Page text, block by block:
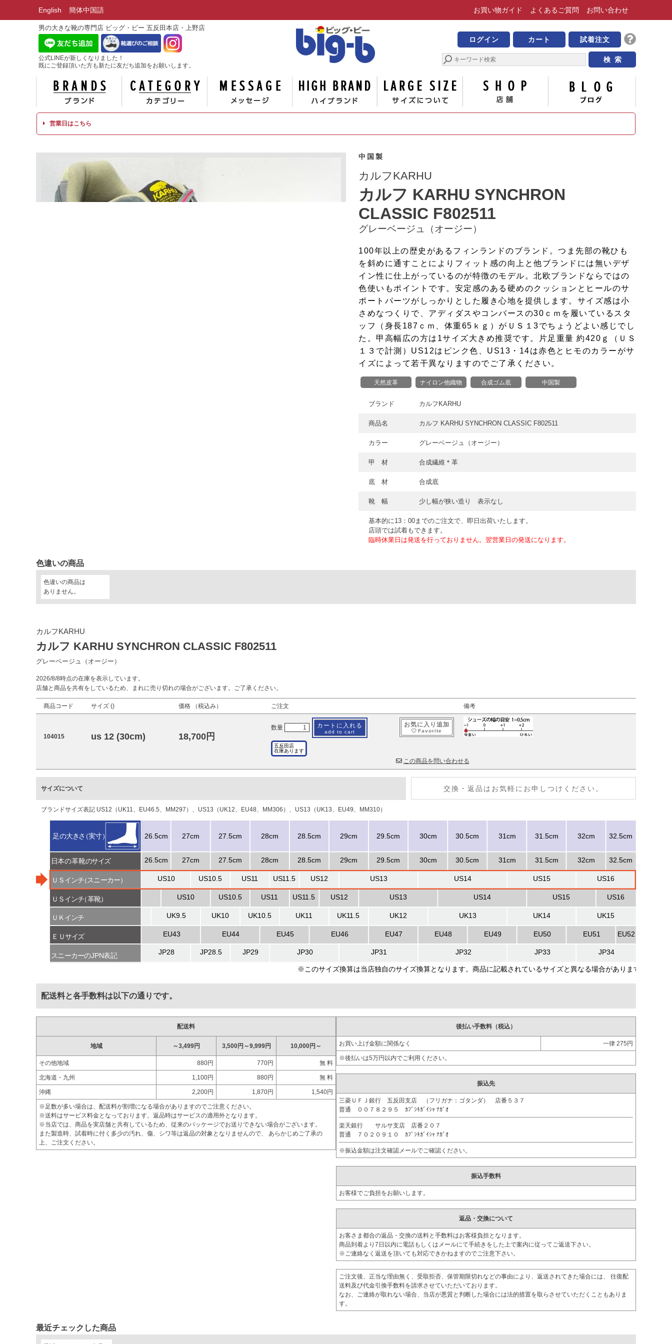
English 簡体中国語 お買い物ガイド よくある ご質問 お問い合わせ
男の大きな靴の専門店 ビッグ・ビー 五反田本店・上野店
公式LINEが新しくなりました！
既にご登録頂いた方も新たに友だち追加をお願いします。
男の大きな靴の専門店 ビッグ・ビー
ログイン カート 試着注文
ブランド カテゴリー メッセージ ハイブランド サイズについて
営業日はこちら
中国製
カルフKARHU
カルフ KARHU SYNCHRON
CLASSIC F802511
グレーベージュ（オージー）
100年以上の歴史があるフィンランドのブランド。つま先部の靴ひも
を斜めに通すことによりフィット感の向上と他ブランドには無いデザ
イン性に仕上がっているのが特徴のモデル。北欧ブランドならではの
色使いもポイントです。安定感のある硬めのクッションとヒールのサ
ポートパーツがしっかりとした履き心地を提供します。サイズ感は小
さめなつくりで、アディダスやコンバースの30ｃｍを履いているスタ
ッフ（身長187ｃｍ、体重65ｋｇ）がＵＳ１3でちょうどよい感じでし
た。甲高幅広の方は1サイズ大きめ推奨です。片足重量 約420ｇ（ＵＳ
１３で計測）US12はピンク色、US13・14は赤色とヒモのカラーがサ
イズによって若干異なりますのでご了承ください。
天然皮革 ナイロン他織物 合成ゴム底 中国製
ブランド カルフKARHU
商品名 カルフ KARHU SYNCHRON CLASSIC F802511
カラー グレーベージュ（オージー）
甲 材 合成繊維＊革
底 材 合成底
靴 幅 少し幅が狭い造り 表示なし
基本的に13：00までのご注文で、即日出荷いたします。
店頭では試着もできます。
臨時休業日は発送を行っておりません。翌営業日の発送になります。
色違いの商品
色違いの商品は
ありません。
カルフKARHU
カルフ KARHU SYNCHRON CLASSIC F802511
グレーベージュ（オージー）
2026/8/8時点の在庫を表示しています。
店舗と商品を共有をしているため、まれに売り切れの場合がございます。ご了承ください。
商品コード サイズ () 価格 （税込み） ご注文 備考
104015 us 12 (30cm) 18,700円
数量 カートに入れる
add to cart
五反田店
在庫あります
お気に入り追加
Favorite
この商品を問い合わせる
サイズについて 交換・返品はお気軽にお申しつけください。
ブランドサイズ表記 US12（UK11、EU46.5、MM297）、US13（UK12、EU48、MM306）、US13（UK13、EU49、MM310）
配送料と各手数料は以下の通りです。
配送料
地域 ～3,499円 3,500円～9,999円 10,000円～
その他地域 880円 770円 無 料
北海道・九州 1,100円 880円 無 料
沖縄 2,200円 1,870円 1,540円
※足数が多い場合は、配送料が割増になる場合がありますのでご注意ください。
※送料はサービス料金となっております。返品時はサービスの適用外となります。
※当店では、商品を実店舗と共有しているため、従来のパッケージでお送りできない場合がございます。
また製造時、試着時に付く多少の汚れ、傷、シワ等は返品の対象となりませんので、 あらかじめご了承の
上、ご注文ください。
後払い手数料（税込）
お買い上げ金額に関係なく 一律 275円
※後払いは5万円以内でご利用ください。
振込先
三菱ＵＦＪ銀行 五反田支店 （フリガナ：ゴタンダ） 店番５３７
普通 ００７８２９５ ｶﾌﾞｼｷｶﾞｲｼｬ ﾅｶﾞｵ
楽天銀行 サルサ支店 店番２０７
普通 ７０２０９１０ ｶﾌﾞｼｷｶﾞｲｼｬ ﾅｶﾞｵ
※振込金額は注文確認メールでご確認ください。
振込手数料
お客様でご負担をお願いします。
返品・交換について
お客さま都合の返品・交換の送料と手数料はお客様負担となります。
商品到着より7日以内に電話もしくはメールにて手続きをした上で案内に従ってご返送下さい。
※ご連絡なく返送を頂いても対応できかねますのでご注意下さい。
ご注文後、正当な理由無く、受取拒否、保管期限切れなどの事由により、返送されてきた場合には、 往復配
送料及び代金引換手数料を請求させていただいております。
なお、ご連絡が取れない場合、当店が悪質と判断した場合には法的措置を取らさせていただくこともありま
す。
最近チェックした商品